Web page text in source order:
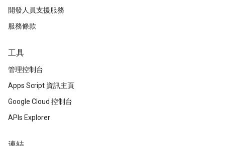
開發人員支援服務
服務條款
工具
管理控制台
Apps Script 資訊主頁
Google Cloud 控制台
APIs Explorer